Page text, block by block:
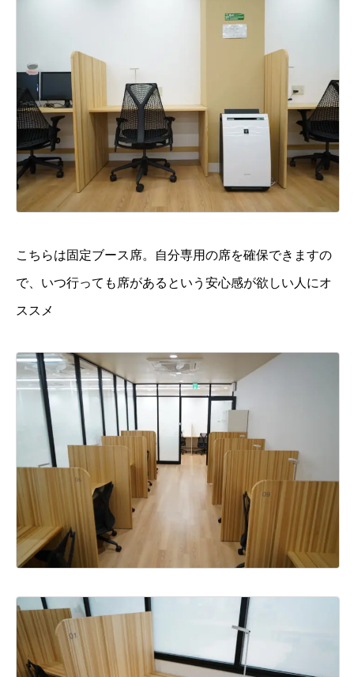
こちらは固定ブース席。自分専用の席を確保できますの
で、いつ行っても席があるという安心感が欲しい人にオ
ススメ